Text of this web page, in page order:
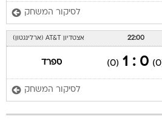
לסיקור המשחק
22:00 אצטדיון AT&T (ארלינגטון)
0 : 1
(0) ספרד
לסיקור המשחק